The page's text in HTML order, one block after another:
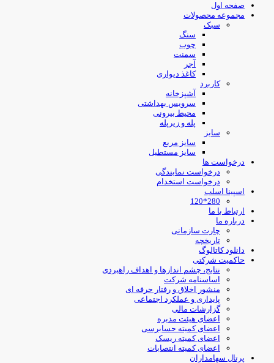
صفحه اول
مجموعه محصولات
سبک
سنگ
چوب
سمنت
آجر
کاغذ دیواری
کاربرد
آشپزخانه
سرویس بهداشتی
محیط بیرونی
پله و زیرپله
سایز
سایز مربع
سایز مستطیل
درخواست ها
درخواست نمایندگی
درخواست استخدام
اسپینا اسلب
280*120
ارتباط با ما
درباره ما
چارت سازمانی
تاریخچه
دانلود کاتالوگ
حاکمیت شرکتی
نتایج، چشم اندازها و اهداف راهبردی
اساسنامه شرکت
منشور اخلاق و رفتار حرفه ای
پایداری و عملکرد اجتماعی
گزارشات مالی
اعضای هیئت مدیره
اعضای کمیته حسابرسی
اعضای کمیته ریسک
اعضای کمیته انتصابات
پرتال سهامداران